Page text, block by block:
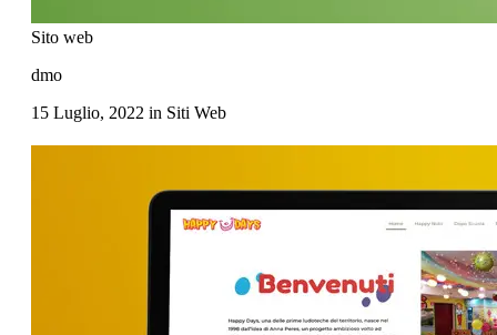
Sito web
dmo
15 Luglio, 2022 in Siti Web